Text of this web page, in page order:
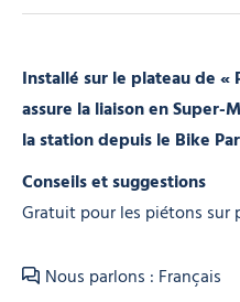
Installé sur le plateau de «
assure la liaison en Super-
la station depuis le Bike
Conseils et suggestions
Gratuit pour les piétons
Nous parlons : Français